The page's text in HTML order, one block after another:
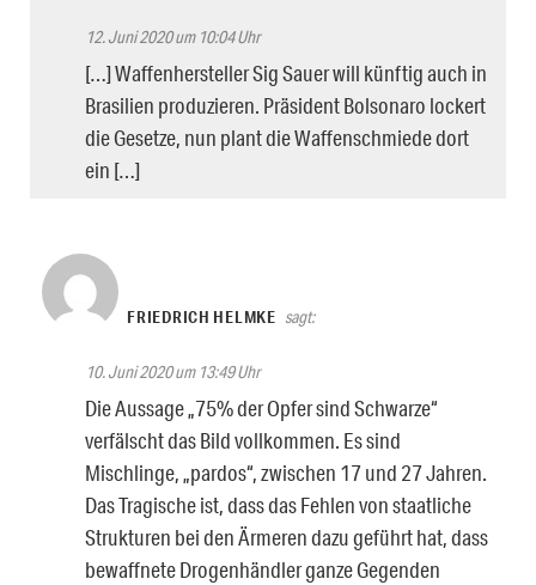
12. Juni 2020 um 10:04 Uhr
[…] Waffenhersteller Sig Sauer will künftig auch in
Brasilien produzieren. Präsident Bolsonaro lockert
die Gesetze, nun plant die Waffenschmiede dort
ein […]
FRIEDRICH HELMKE sagt:
10. Juni 2020 um 13:49 Uhr
Die Aussage „75% der Opfer sind Schwarze“
verfälscht das Bild vollkommen. Es sind
Mischlinge, „pardos“, zwischen 17 und 27 Jahren.
Das Tragische ist, dass das Fehlen von staatliche
Strukturen bei den Ärmeren dazu geführt hat, dass
bewaffnete Drogenhändler ganze Gegenden